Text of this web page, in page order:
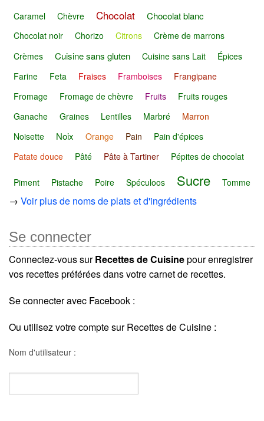
Caramel
Chèvre Chocolat Chocolat blanc
Chocolat noir Chorizo Citrons
Crème de marrons
Crèmes
Cuisine sans gluten Cuisine sans Lait
Épices
Farine
Feta Fraises Framboises
Frangipane
Fromage
Fromage de chèvre Fruits
Fruits rouges
Ganache
Graines Lentilles Marbré
Marron
Noisette
Noix Orange Pain
Pain d'épices
Patate douce
Pâté Pâte à Tartiner Pépites de chocolat
Piment Pistache Poire Spéculoos Sucre Tomme
→ Voir plus de noms de plats et d'ingrédients
Se connecter
Connectez-vous surRecettes de Cuisinepour enregistrer
vos recettes préférées dans votre carnet de recettes.
Se connecter avec Facebook :
Ou utilisez votre compte sur Recettes de Cuisine :
Nom d'utilisateur :